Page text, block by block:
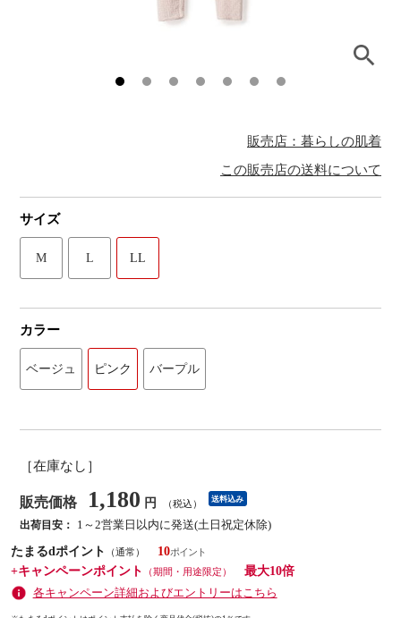
販売店：暮らしの肌着
この販売店の送料について
サイズ
M L LL
カラー
ベージュ ピンク バープル
［在庫なし］
販売価格 1,180 円 （税込） 送料込み
出荷目安：
1～2営業日以内に発送(土日祝定休除)
たまるdポイント
（通常）
10
+キャンペーンポイント
（期間・用途限定）
最大10倍
各キャンペーン詳細およびエントリーはこちら